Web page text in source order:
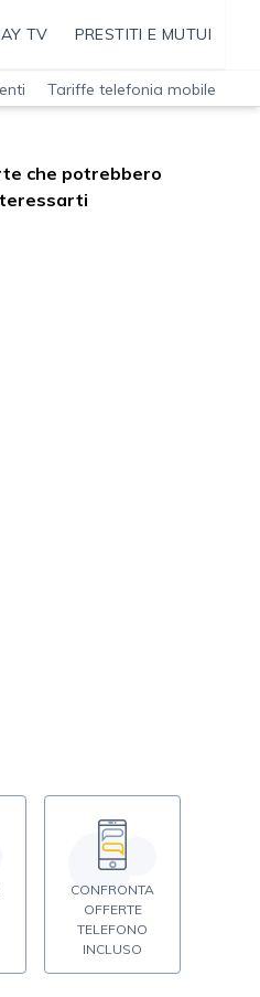
TV PRESTITI E MUTUI
Tariffe telefonia mobile
che potrebbero
CONFRONTA
OFFERTE
TELEFONO
INCLUSO